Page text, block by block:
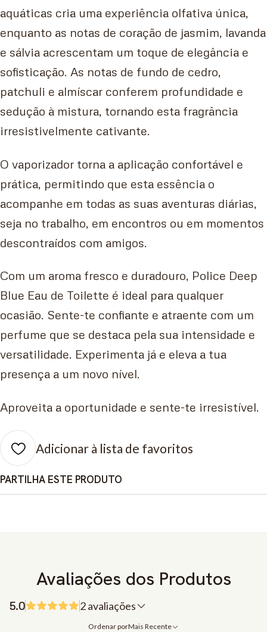
aquáticas cria uma experiência olfativa única,
enquanto as notas de coração de jasmim, lavanda
e sálvia acrescentam um toque de elegância e
sofisticação. As notas de fundo de cedro,
patchuli e almíscar conferem profundidade e
sedução à mistura, tornando esta fragrância
irresistivelmente cativante.
O vaporizador torna a aplicação confortável e
prática, permitindo que esta essência o
acompanhe em todas as suas aventuras diárias,
seja no trabalho, em encontros ou em momentos
descontraídos com amigos.
Com um aroma fresco e duradouro, Police Deep
Blue Eau de Toilette é ideal para qualquer
ocasião. Sente-te confiante e atraente com um
perfume que se destaca pela sua intensidade e
versatilidade. Experimenta já e eleva a tua
presença a um novo nível.
Aproveita a oportunidade e sente-te irresistível.
Adicionar à lista de favoritos
PARTILHA ESTE PRODUTO
Avaliações dos Produtos
5.0 2 avaliações
Ordenar porMais Recente